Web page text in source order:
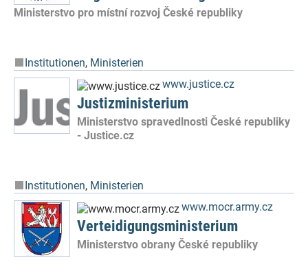
Ministerstvo pro místní rozvoj České republiky
Institutionen Ministerien
www.justice.cz
Justizministerium
Ministerstvo spravedlnosti České republiky
- Justice.cz
Institutionen Ministerien
www.mocr.army.cz
Verteidigungsministerium
Ministerstvo obrany České republiky